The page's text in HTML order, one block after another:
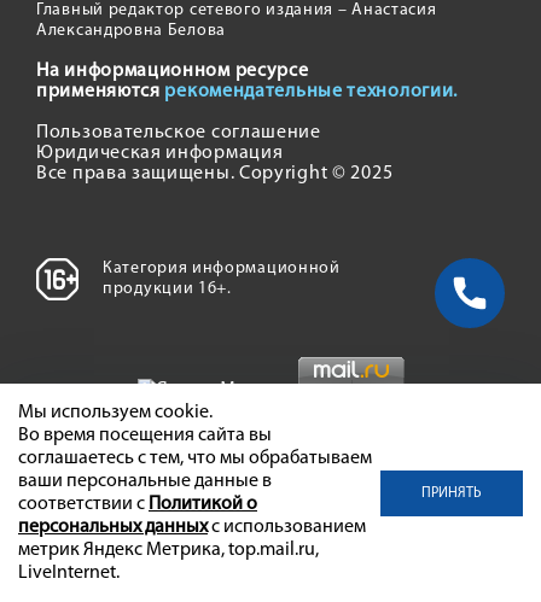
Главный редактор сетевого издания – Анастасия
Александровна Белова
На информационном ресурсе
применяются рекомендательные технологии.
Пользовательское соглашение
Юридическая информация
Все права защищены. Copyright © 2025
Категория информационной
продукции 16+.
Мы используем cookie.
Во время посещения сайта вы
соглашаетесь с тем, что мы обрабатываем
ваши персональные данные в
соответствии с Политикой о
персональных данныхс использованием
метрик Яндекс Метрика, top.mail.ru,
LiveInternet.
ПРИНЯТЬ